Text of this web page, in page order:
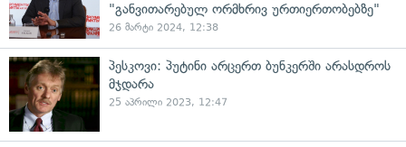
"განვითარებულ ორმხრივ ურთიერთობებზე"
26 მარტი 2024, 12:38
პესკოვი: პუტინი არცერთ ბუნკერში არასდროს
მჯდარა
25 აპრილი 2023, 12:47